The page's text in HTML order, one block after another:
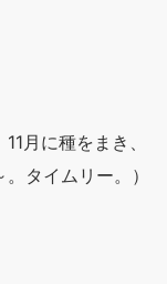
月に種をまき、
タイムリー。）